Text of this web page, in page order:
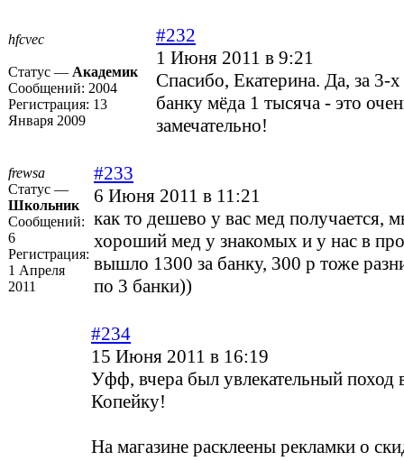
hfcvec
Статус — Академик
Сообщений: 2004
Регистрация: 13
Января 2009
#232
1 Июня 2011 в 9:21
Спасибо, Екатерина. Да, за 3-
банку мёда 1 тысяча - это
замечательно!
frewsa
Статус —
Школьник
Сообщений:
6
Регистрация:
1 Апреля
2011
#233
6 Июня 2011 в 11:21
как то дешево у вас мед получается,
хороший мед у знакомых и у нас в
вышло 1300 за банку, 300 р тоже
по 3 банки))
#234
15 Июня 2011 в 16:19
Уфф, вчера был увлекательный поход
Копейку!
На магазине расклеены рекламки о